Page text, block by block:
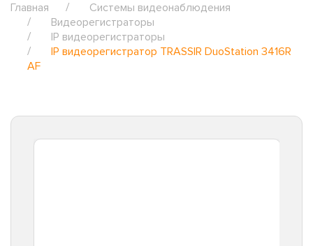
Главная
Системы видеонаблюдения
Видеорегистраторы
IP видеорегистраторы
IP видеорегистратор TRASSIR DuoStation 3416R
AF